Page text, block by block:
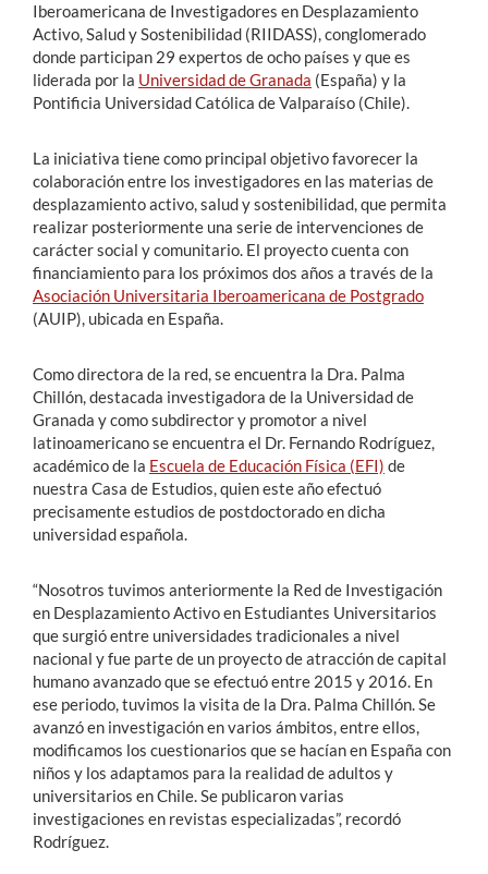
Iberoamericana de Investigadores en Desplazamiento
Activo, Salud y Sostenibilidad (RIIDASS), conglomerado
donde participan 29 expertos de ocho países y que es
liderada por la Universidad de Granada (España) y la
Pontificia Universidad Católica de Valparaíso (Chile).
La iniciativa tiene como principal objetivo favorecer la
colaboración entre los investigadores en las materias de
desplazamiento activo, salud y sostenibilidad, que permita
realizar posteriormente una serie de intervenciones de
carácter social y comunitario. El proyecto cuenta con
financiamiento para los próximos dos años a través de la
Asociación Universitaria Iberoamericana de Postgrado
(AUIP), ubicada en España.
Como directora de la red, se encuentra la Dra. Palma
Chillón, destacada investigadora de la Universidad de
Granada y como subdirector y promotor a nivel
latinoamericano se encuentra el Dr. Fernando Rodríguez,
académico de la Escuela de Educación Física (EFI) de
nuestra Casa de Estudios, quien este año efectuó
precisamente estudios de postdoctorado en dicha
universidad española.
“Nosotros tuvimos anteriormente la Red de Investigación
en Desplazamiento Activo en Estudiantes Universitarios
que surgió entre universidades tradicionales a nivel
nacional y fue parte de un proyecto de atracción de capital
humano avanzado que se efectuó entre 2015 y 2016. En
ese periodo, tuvimos la visita de la Dra. Palma Chillón. Se
avanzó en investigación en varios ámbitos, entre ellos,
modificamos los cuestionarios que se hacían en España con
niños y los adaptamos para la realidad de adultos y
universitarios en Chile. Se publicaron varias
investigaciones en revistas especializadas”, recordó
Rodríguez.